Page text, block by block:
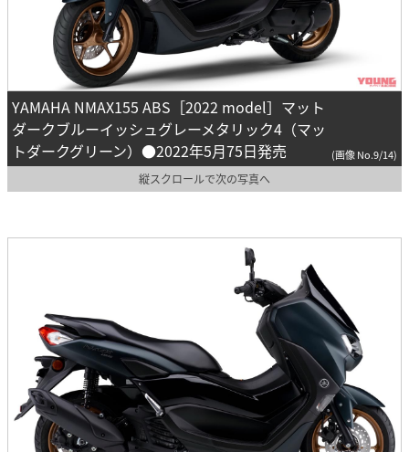
YAMAHA NMAX155 ABS［2022 model］マット
ダークブルーイッシュグレーメタリック4（マッ
トダークグリーン）●2022年5月75日発売
(画像 No.9/14)
縦スクロールで次の写真へ